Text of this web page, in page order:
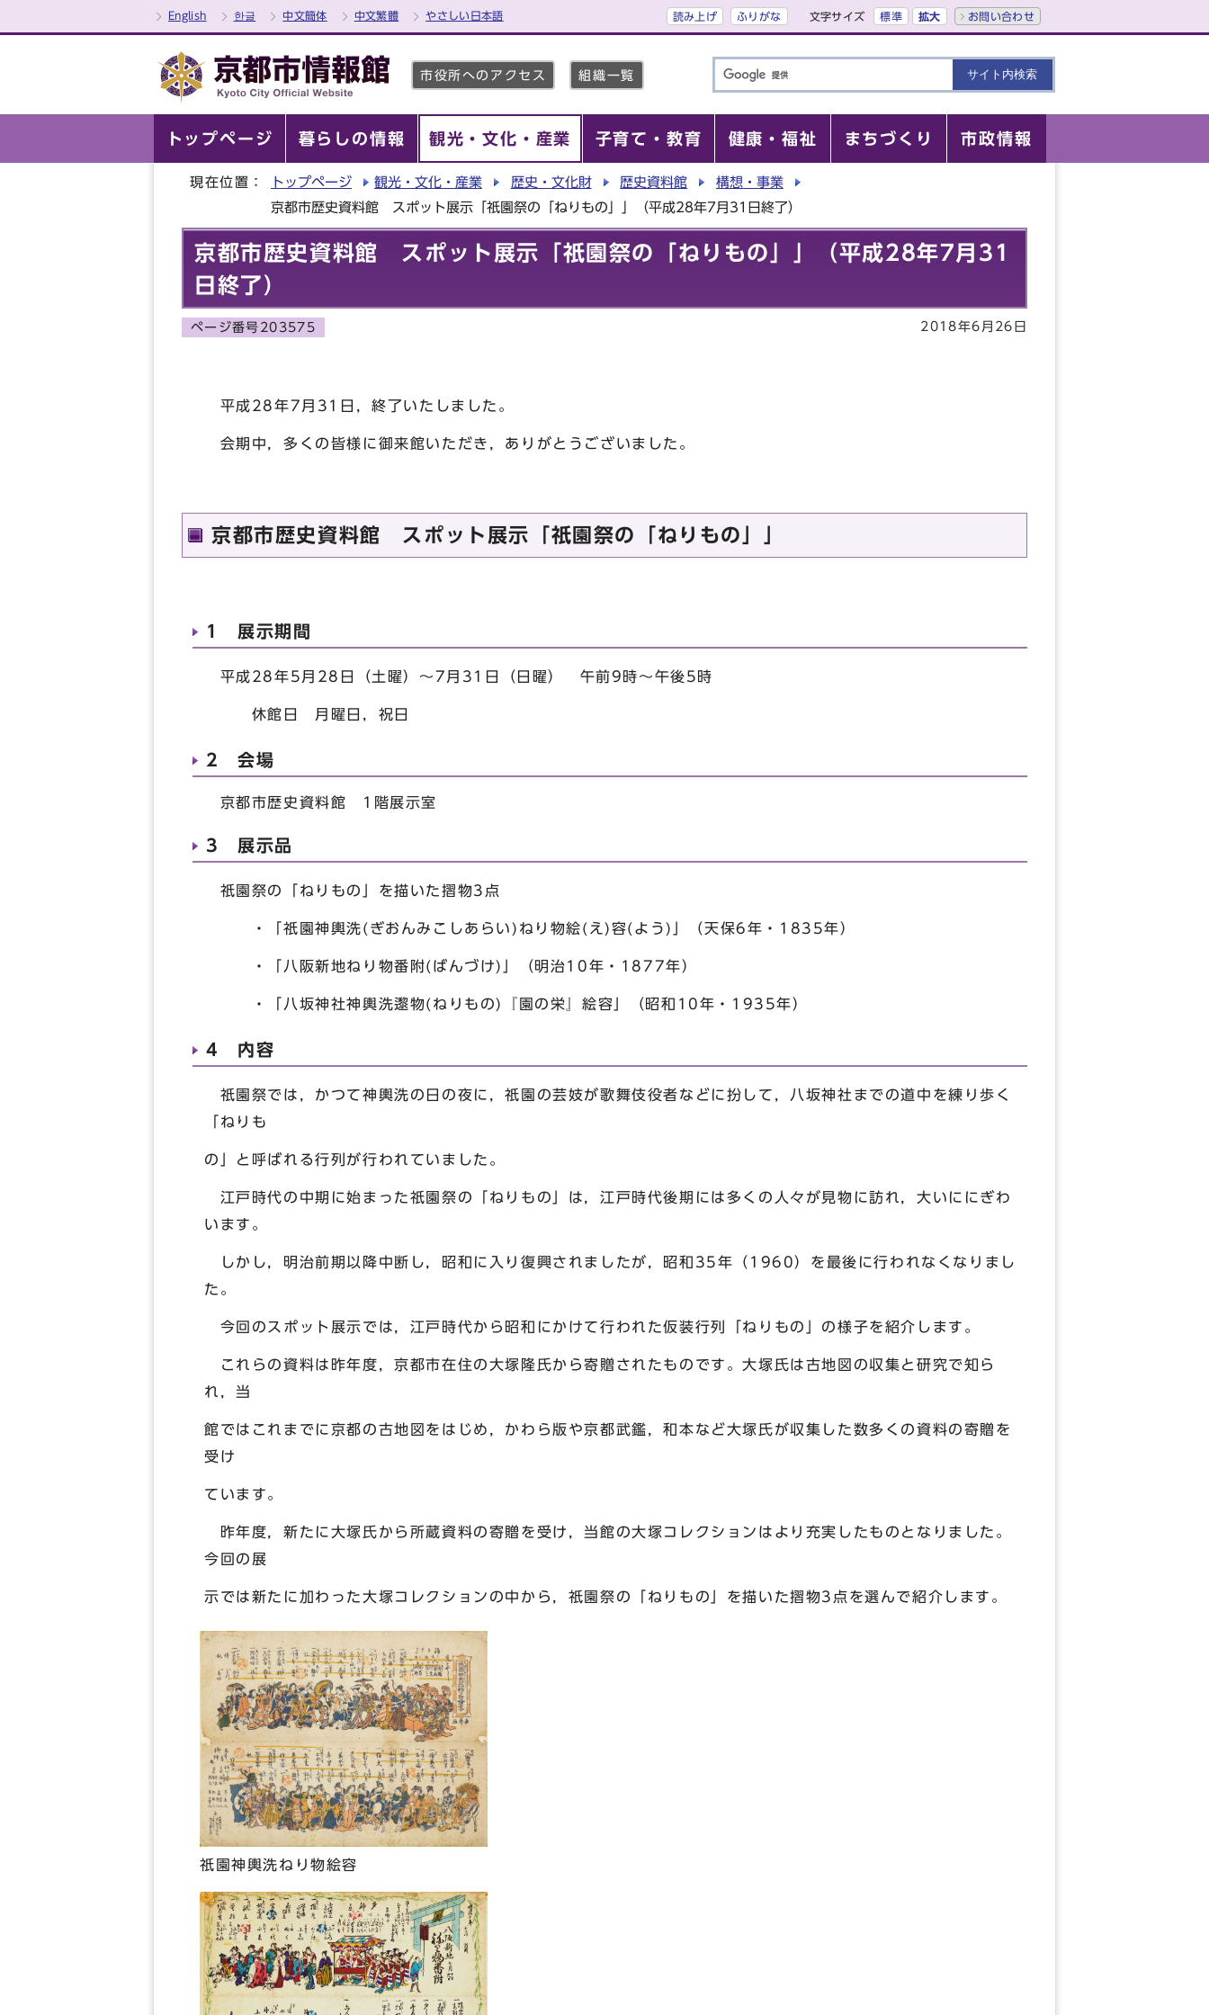
English 한글 中文簡体 中文繁體 やさしい日本語 読み上げ ふりがな 文字サイズ 標準 拡大 お問い合わせ
市役所へのアクセス 組織一覧
トップページ 暮らしの情報 観光・文化・産業 子育て・教育 健康・福祉 まちづくり 市政情報
現在位置： トップページ 観光・文化・産業 歴史・文化財 歴史資料館
構想・事業
京都市歴史資料館 スポット展示「祇園祭の「ねりもの」」（平成28年7月31日終了）
京都市歴史資料館 スポット展示「祇園祭の「ねりもの」」（平成28年7月31
日終了）
ページ番号203575 2018年6月26日
平成28年7月31日，終了いたしました。
会期中，多くの皆様に御来館いただき，ありがとうございました。
京都市歴史資料館 スポット展示「祇園祭の「ねりもの」」
1 展示期間
平成28年5月28日（土曜）～7月31日（日曜） 午前9時～午後5時
休館日 月曜日，祝日
2 会場
京都市歴史資料館 1階展示室
3 展示品
祇園祭の「ねりもの」を描いた摺物3点
・「祇園神輿洗(ぎおんみこしあらい)ねり物絵(え)容(よう)」（天保6年・1835年）
・「八阪新地ねり物番附(ばんづけ)」（明治10年・1877年）
・「八坂神社神輿洗邌物(ねりもの)『園の栄』絵容」（昭和10年・1935年）
4 内容
祇園祭では，かつて神輿洗の日の夜に，祇園の芸妓が歌舞伎役者などに扮して，八坂神社までの道中を練り歩く
「ねりも
の」と呼ばれる行列が行われていました。
江戸時代の中期に始まった祇園祭の「ねりもの」は，江戸時代後期には多くの人々が見物に訪れ，大いににぎわ
います。
しかし，明治前期以降中断し，昭和に入り復興されましたが，昭和35年（1960）を最後に行われなくなりまし
た。
今回のスポット展示では，江戸時代から昭和にかけて行われた仮装行列「ねりもの」の様子を紹介します。
これらの資料は昨年度，京都市在住の大塚隆氏から寄贈されたものです。大塚氏は古地図の収集と研究で知ら
れ，当
館ではこれまでに京都の古地図をはじめ，かわら版や京都武鑑，和本など大塚氏が収集した数多くの資料の寄贈を
受け
ています。
昨年度，新たに大塚氏から所蔵資料の寄贈を受け，当館の大塚コレクションはより充実したものとなりました。
今回の展
示では新たに加わった大塚コレクションの中から，祇園祭の「ねりもの」を描いた摺物3点を選んで紹介します。
祇園神輿洗ねり物絵容